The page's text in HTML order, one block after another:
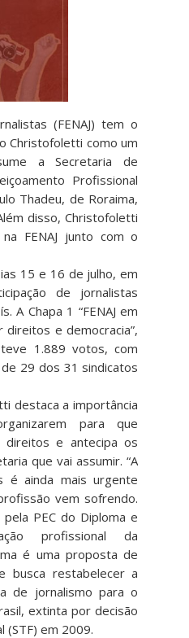
(FENAJ) tem o
Christofoletti como um
a Secretaria de
Profissional
Thadeu, de Roraima,
disso, Christofoletti
FENAJ junto com o
15 e 16 de julho, em
de jornalistas
A Chapa 1 “FENAJ em
e democracia”,
1.889 votos, com
29 dos 31 sindicatos
destaca a importância
para que
direitos e antecipa os
que vai assumir. “A
é ainda mais urgente
vem sofrendo.
PEC do Diploma e
profissional da
é uma proposta de
busca restabelecer a
de jornalismo para o
extinta por decisão
(STF) em 2009.